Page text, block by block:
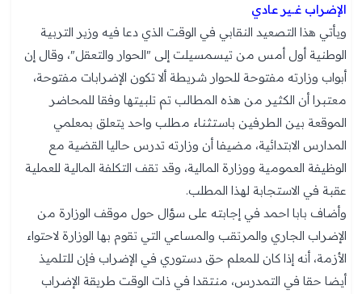
الإضراب غــير عادي
ويأتي هذا التصعيد النقابي في الوقت الذي دعا فيه وزير التربية
الوطنية أول أمس من تيسمسيلت إلى "الحوار والتعقل"، وقال إن
أبواب وزارته مفتوحة للحوار شريطة ألا تكون الإضرابات مفتوحة،
معتبرا أن الكثير من هذه المطالب تم تلبيتها وفقا للمحاضر
الموقعة بين الطرفين باستثناء مطلب واحد يتعلق بمعلمي
المدارس الابتدائية، مضيفا أن وزارته تدرس حاليا القضية مع
الوظيفة العمومية ووزارة المالية، وقد تقف التكلفة المالية للعملية
عقبة في الاستجابة لهذا المطلب.
وأضاف بابا احمد في إجابته على سؤال حول موقف الوزارة من
الإضراب الجاري والمرتقب والمساعي التي تقوم بها الوزارة لاحتواء
الأزمة، أنه إذا كان للمعلم حق دستوري في الإضراب فإن للتلميذ
أيضا حقا في التمدرس، منتقدا في ذات الوقت طريقة الإضراب